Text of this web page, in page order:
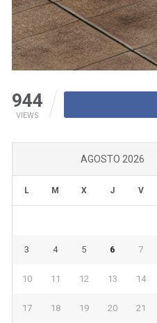
944
VIEWS
AGOSTO 2026
L M X J V
3 4 5 6 7
10 11 12 13 14
17 18 19 20 21